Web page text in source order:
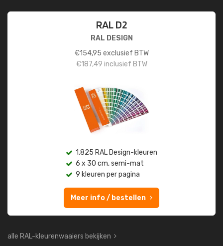
RAL D2
RAL DESIGN
€154,95 exclusief BTW
€187,49 inclusief BTW
1.825 RAL Design-kleuren
6 x 30 cm, semi-mat
9 kleuren per pagina
Meer info / bestellen
alle RAL-kleurenwaaiers bekijken